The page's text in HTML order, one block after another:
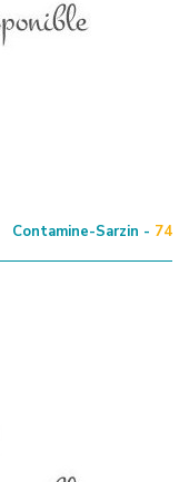
Contamine-Sarzin - 74